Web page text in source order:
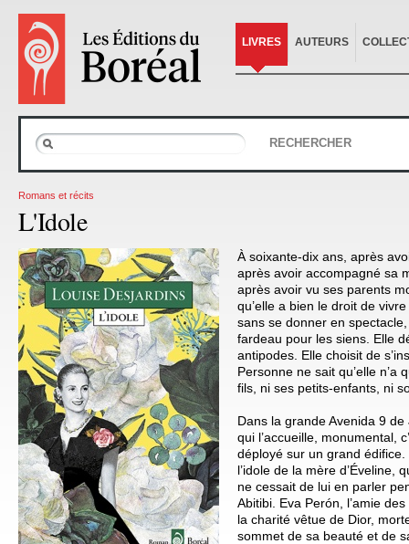
LIVRES AUTEURS
RECHERCHER
Romans et récits
L'Idole
À soixante-dix ans, après
après avoir accompagné sa
après avoir vu ses parents
qu’elle a bien le droit de
sans se donner en
fardeau pour les siens. Elle
antipodes. Elle choisit de
Personne ne sait qu’elle n’a
fils, ni ses petits-enfants, ni
Dans la grande Avenida 9
qui l’accueille, monumental,
déployé sur un grand édifice.
l’idole de la mère d’Éveline,
ne cessait de lui en parler
Abitibi. Eva Perón, l’amie
la charité vêtue de Dior,
sommet de sa beauté et de